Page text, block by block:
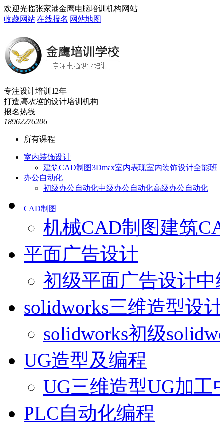
欢迎光临张家港金鹰电脑培训机构网站
收藏网站|在线报名|网站地图
专注设计培训12年
打造高水准的设计培训机构
报名热线
18962276206
所有课程
室内装饰设计
建筑CAD制图3Dmax室内表现室内装饰设计全能班
办公自动化
初级办公自动化中级办公自动化高级办公自动化
CAD制图
机械CAD制图建筑
平面广告设计
初级平面广告设计
solidworks三维造型设
solidworks初级
UG造型及编程
UG三维造型UG加工
PLC自动化编程